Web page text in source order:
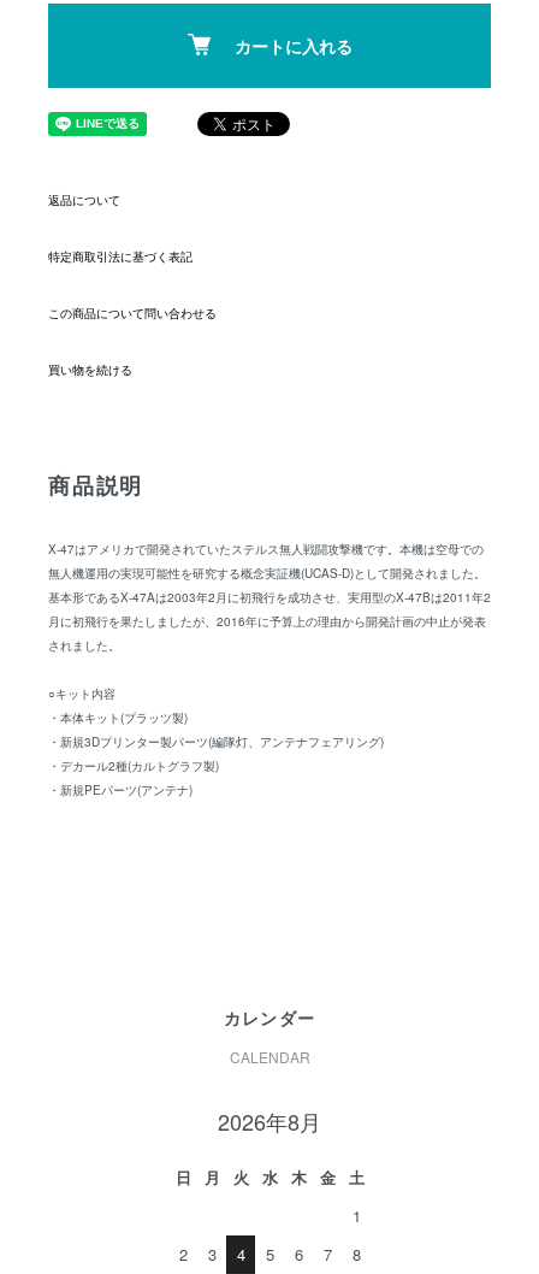
カートに入れる
返品について
特定商取引法に基づく表記
この商品について問い合わせる
買い物を続ける
商品説明
X-47はアメリカで開発されていたステルス無人戦闘攻撃機です。本機は空母での
無人機運用の実現可能性を研究する概念実証機(UCAS-D)として開発されました。
基本形であるX-47Aは2003年2月に初飛行を成功させ、実用型のX-47Bは2011年2
月に初飛行を果たしましたが、2016年に予算上の理由から開発計画の中止が発表
されました。
○キット内容
・本体キット(プラッツ製)
・新規3Dプリンター製パーツ(編隊灯、アンテナフェアリング)
・デカール2種(カルトグラフ製)
・新規PEパーツ(アンテナ)
カレンダー
CALENDAR
2026年8月
日 月 火 水 木 金
土
1
2
3 4 5 6 7
8